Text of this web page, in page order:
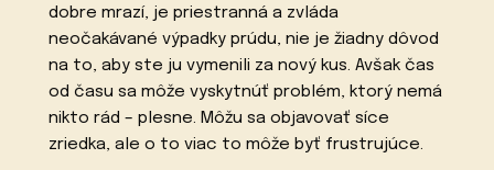
dobre mrazí, je priestranná a zvláda
neočakávané výpadky prúdu, nie je žiadny dôvod
na to, aby ste ju vymenili za nový kus. Avšak čas
od času sa môže vyskytnúť problém, ktorý nemá
nikto rád – plesne. Môžu sa objavovať síce
zriedka, ale o to viac to môže byť frustrujúce.